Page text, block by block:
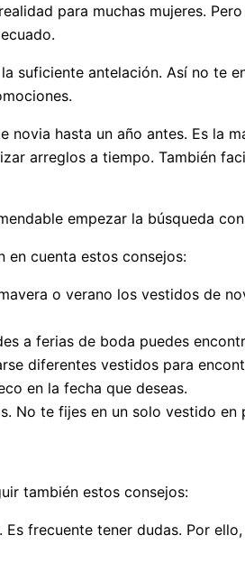
para muchas mujeres.
suficiente antelación. Así no te
hasta un año antes. Es la
arreglos a tiempo. También
empezar la búsqueda
en cuenta estos consejos:
o verano los vestidos de
a ferias de boda puedes
diferentes vestidos para
en la fecha que deseas.
No te fijes en un solo vestido
también estos consejos:
frecuente tener dudas. Por